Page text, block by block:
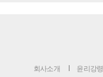
회사소개 윤리강령